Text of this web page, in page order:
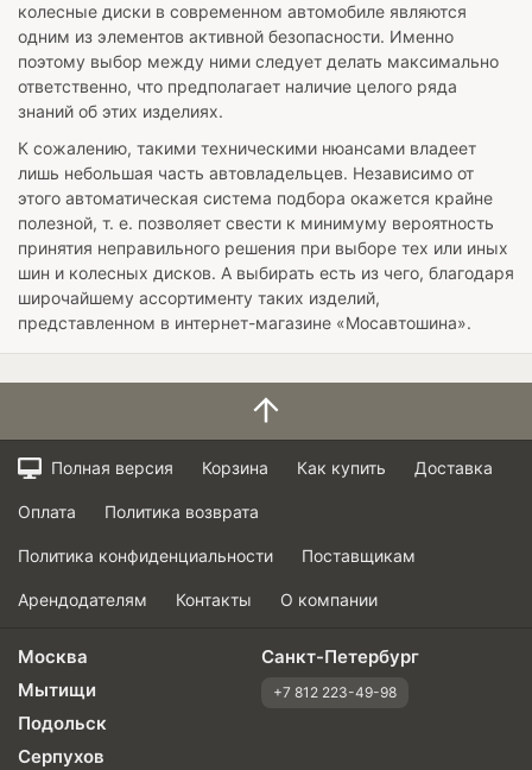
колесные диски в современном автомобиле являются
одним из элементов активной безопасности. Именно
поэтому выбор между ними следует делать максимально
ответственно, что предполагает наличие целого ряда
знаний об этих изделиях.
К сожалению, такими техническими нюансами владеет
лишь небольшая часть автовладельцев. Независимо от
этого автоматическая система подбора окажется крайне
полезной, т. е. позволяет свести к минимуму вероятность
принятия неправильного решения при выборе тех или иных
шин и колесных дисков. А выбирать есть из чего, благодаря
широчайшему ассортименту таких изделий,
представленном в интернет-магазине «Мосавтошина».
Полная версия Корзина Как купить Доставка
Оплата Политика возврата
Политика конфиденциальности Поставщикам
Арендодателям Контакты О компании
Москва
Мытищи
Подольск
Серпухов
Санкт-Петербург
+7 812 223-49-98